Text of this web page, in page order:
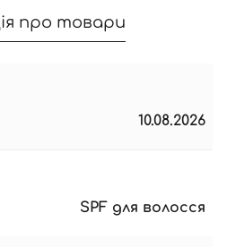
про товари
10.08.2026
SPF для волосся